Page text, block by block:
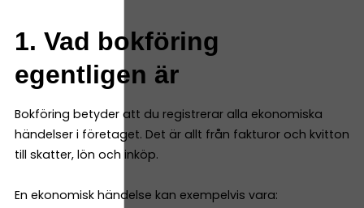
1. Vad bokföring
egentligen är
Bokföring betyder att du registrerar alla ekonomiska
händelser i företaget. Det är allt från fakturor och kvitton
till skatter, lön och inköp.
En ekonomisk händelse kan exempelvis vara: